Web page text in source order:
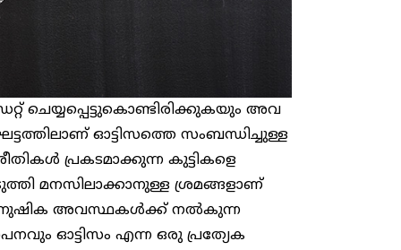
ചെയ്യപ്പെട്ടുകൊണ്ടിരിക്കുകയും അവ
ഓട്ടിസത്തെ സംബന്ധിച്ചുള്ള
പ്രകടമാക്കുന്ന കുട്ടികളെ
മനസിലാക്കാനുള്ള ശ്രമങ്ങളാണ്
അവസ്ഥകൾക്ക് നൽകുന്ന
ഓട്ടിസം എന്ന ഒരു പ്രത്യേക